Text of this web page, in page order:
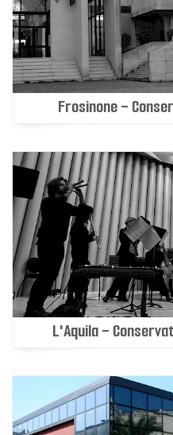
Frosinone -
L'Aquila -